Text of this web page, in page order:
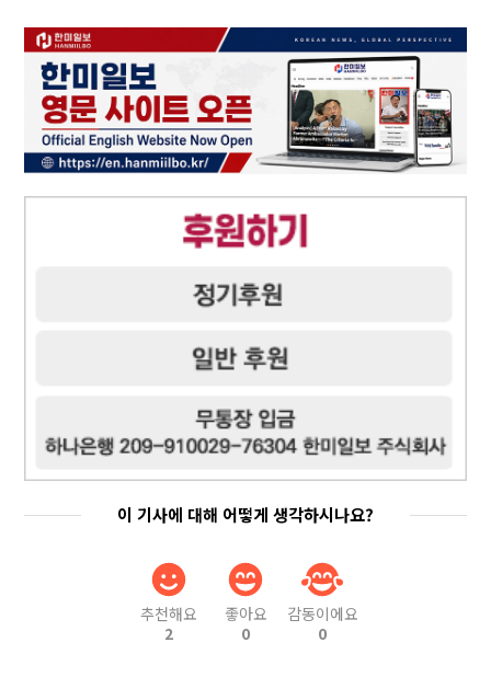
이 기사에 대해 어떻게 생각하시나요?
추천해요
2
좋아요
0
감동이에요
0